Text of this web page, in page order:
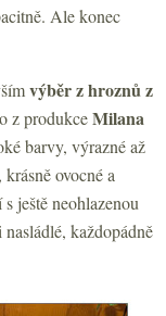
Ale konec
výběr z hroznů z
z produkceMilana
barvy, výrazné až
ovocné a
ještě neohlazenou
každopádně